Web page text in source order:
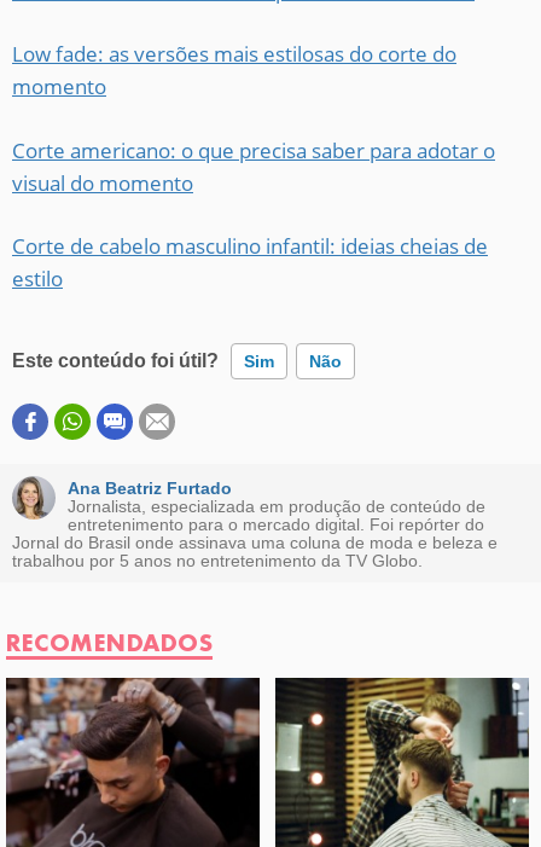
Low fade: as versões mais estilosas do corte do
momento
Corte americano: o que precisa saber para adotar o
visual do momento
Corte de cabelo masculino infantil: ideias cheias de
estilo
Este conteúdo foi útil? Sim Não
Este conteúdo contém informação incorreta
Este conteúdo não tem a informação que procuro
Outro
Ana Beatriz Furtado
Jornalista, especializada em produção de conteúdo de
entretenimento para o mercado digital. Foi repórter do
Jornal do Brasil onde assinava uma coluna de moda e beleza e
trabalhou por 5 anos no entretenimento da TV Globo.
RECOMENDADOS